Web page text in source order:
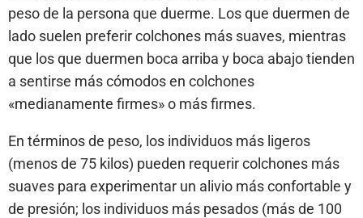
peso de la persona que duerme. Los que duermen de
lado suelen preferir colchones más suaves, mientras
que los que duermen boca arriba y boca abajo tienden
a sentirse más cómodos en colchones
«medianamente firmes» o más firmes.
En términos de peso, los individuos más ligeros
(menos de 75 kilos) pueden requerir colchones más
suaves para experimentar un alivio más confortable y
de presión; los individuos más pesados (más de 100